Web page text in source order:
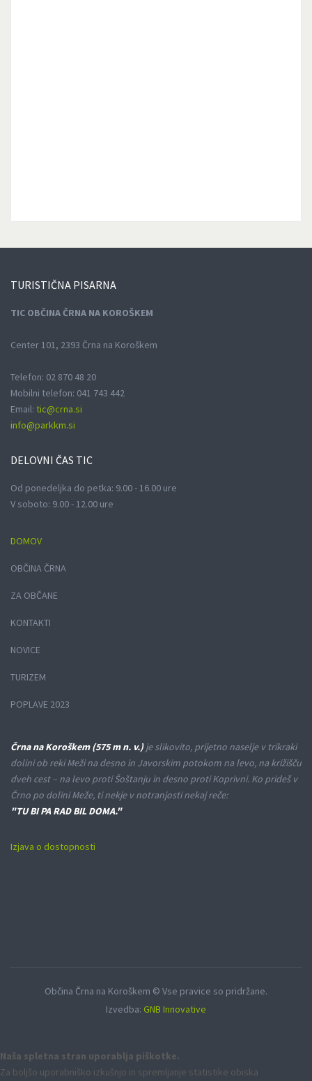
TURISTIČNA PISARNA
TIC OBČINA ČRNA NA KOROŠKEM
Center 101, 2393 Črna na Koroškem
Telefon: 02 870 48 20
Mobilni telefon: 041 743 442
Email: tic@crna.si
info@parkkm.si
DELOVNI ČAS TIC
Od ponedeljka do petka: 9.00 - 16.00 ure
V soboto: 9.00 - 12.00 ure
DOMOV
OBČINA ČRNA
ZA OBČANE
KONTAKTI
NOVICE
TURIZEM
POPLAVE 2023
Črna na Koroškem (575 m n. v.)je slikovito, prijetno naselje v trikraki
dolini ob reki Meži na desno in Javorskim potokom na levo, na križišču
dveh cest – na levo proti Šoštanju in desno proti Koprivni. Ko prideš v
Črno po dolini Meže, ti nekje v notranjosti nekaj reče:
"TU BI PA RAD BIL DOMA."
Izjava o dostopnosti
Občina Črna na Koroškem © Vse pravice so pridržane.
Izvedba: GNB Innovative
Naša spletna stran uporablja piškotke.
Za boljšo uporabniško izkušnjo in spremljanje statistike obiska